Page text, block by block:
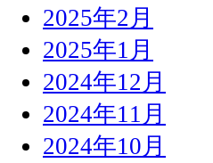
2025年2月
2025年1月
2024年12月
2024年11月
2024年10月